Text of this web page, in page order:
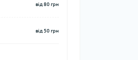
від 80 грн
від 50 грн